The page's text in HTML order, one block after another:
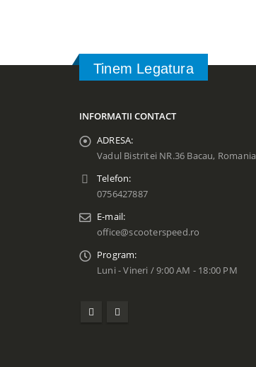
Tinem Legatura
INFORMATII CONTACT
ADRESA:
Vadul Bistritei NR.36 Bacau, Romania
Telefon:
0756427887
E-mail:
office@scooterspeed.ro
Program:
Luni - Vineri / 9:00 AM - 18:00 PM